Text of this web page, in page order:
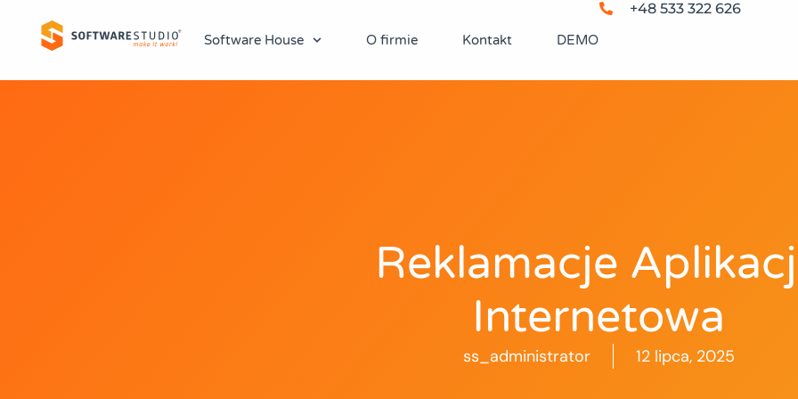
Software House O firmie Kontakt DEMO
+48 533 322 626
Reklamacje
Internetowa
ss_administrator 12 lipca, 2025